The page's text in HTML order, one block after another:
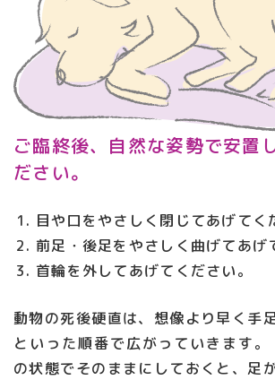
ご臨終後、自然な姿勢で安置
ださい。
目や口をやさしく閉じてあげてく
前足・後足をやさしく曲げてあげ
首輪を外してあげてください。
動物の死後硬直は、想像より早く手
といった順番で広がっていきます
の状態でそのままにしておくと、足